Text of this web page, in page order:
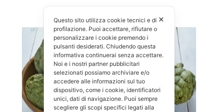
✕
Questo sito utilizza cookie tecnici e di
profilazione. Puoi accettare, rifiutare o
personalizzare i cookie premendo i
pulsanti desiderati. Chiudendo questa
informativa continuerai senza accettare.
Noi e i nostri partner pubblicitari
selezionati possiamo archiviare e/o
accedere alle informazioni sul tuo
dispositivo, come i cookie, identificatori
unici, dati di navigazione. Puoi sempre
scegliere gli scopi specifici legati alla